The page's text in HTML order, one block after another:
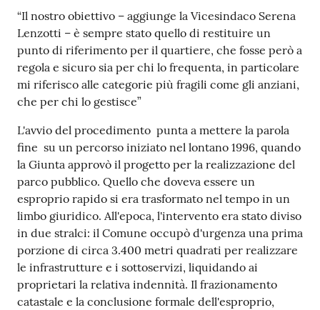
“Il nostro obiettivo – aggiunge la Vicesindaco Serena
Lenzotti – è sempre stato quello di restituire un
punto di riferimento per il quartiere, che fosse però a
regola e sicuro sia per chi lo frequenta, in particolare
mi riferisco alle categorie più fragili come gli anziani,
che per chi lo gestisce”
L'avvio del procedimento punta a mettere la parola
fine su un percorso iniziato nel lontano 1996, quando
la Giunta approvò il progetto per la realizzazione del
parco pubblico. Quello che doveva essere un
esproprio rapido si era trasformato nel tempo in un
limbo giuridico. All'epoca, l'intervento era stato diviso
in due stralci: il Comune occupò d'urgenza una prima
porzione di circa 3.400 metri quadrati per realizzare
le infrastrutture e i sottoservizi, liquidando ai
proprietari la relativa indennità. Il frazionamento
catastale e la conclusione formale dell'esproprio,